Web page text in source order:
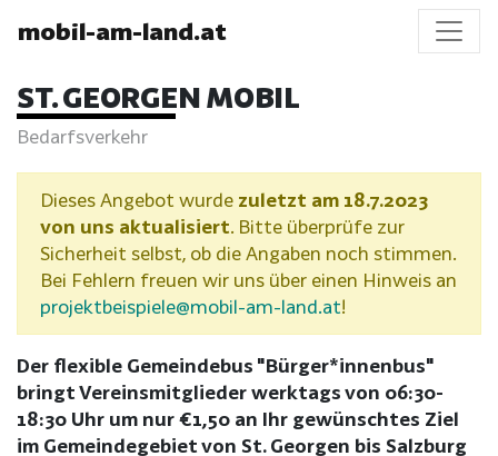
mobil-am-land.at
ST. GEORGEN MOBIL
Bedarfsverkehr
Dieses Angebot wurde zuletzt am 18.7.2023
von uns aktualisiert. Bitte überprüfe zur
Sicherheit selbst, ob die Angaben noch stimmen.
Bei Fehlern freuen wir uns über einen Hinweis an
projektbeispiele@mobil-am-land.at!
Der flexible Gemeindebus "Bürger*innenbus"
bringt Vereinsmitglieder werktags von 06:30-
18:30 Uhr um nur €1,50 an Ihr gewünschtes Ziel
im Gemeindegebiet von St. Georgen bis Salzburg